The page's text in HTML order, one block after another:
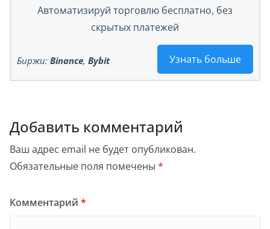
Автоматизируй торговлю бесплатно, без
скрытых платежей
Узнать больше
Биржи: Binance, Bybit
Добавить комментарий
Ваш адрес email не будет опубликован.
Обязательные поля помечены *
Комментарий *